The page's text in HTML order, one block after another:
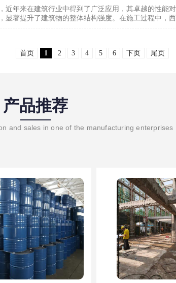
近年来在建筑行业中得到了广泛应用，其卓越的性能
显著提升了建筑物的整体结构强度。在施工过程中，
首页 1 2 3 4 5 6 下页 尾页
产品推荐
and sales in one of the manufacturing enterprises